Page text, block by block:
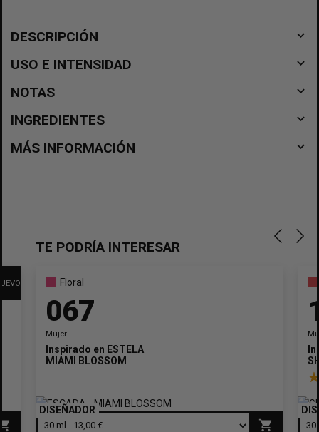
DESCRIPCIÓN navigate_before
USO E INTENSIDAD navigate_before
NOTAS navigate_before
INGREDIENTES navigate_before
MÁS INFORMACIÓN navigate_before
TE PODRÍA INTERESAR
Floral
067
Mujer
Inspirado en ESTELA
MIAMI BLOSSOM
DISEÑADOR
shopping_cart